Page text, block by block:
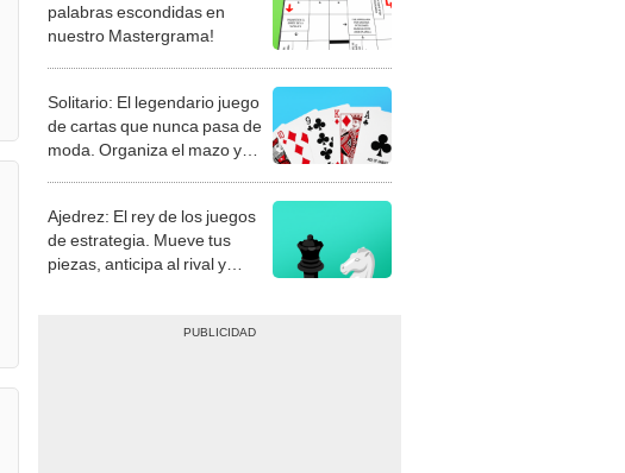
palabras escondidas en
nuestro Mastergrama!
Solitario: El legendario juego
de cartas que nunca pasa de
moda. Organiza el mazo y
Ajedrez: El rey de los juegos
de estrategia. Mueve tus
piezas, anticipa al rival y